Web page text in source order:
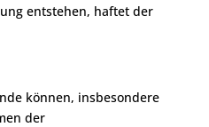
entstehen, haftet der
können, insbesondere
der